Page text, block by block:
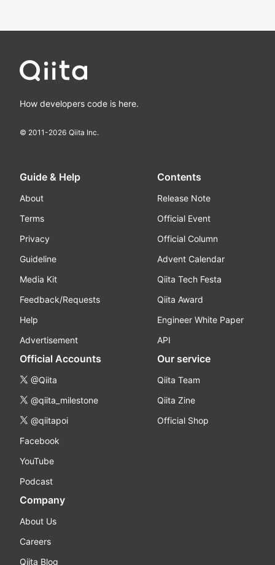
How developers code is here.
© 2011-2026 Qiita Inc.
Guide & Help
About
Terms
Privacy
Guideline
Media Kit
Feedback/Requests
Help
Advertisement
Contents
Release Note
Official Event
Official Column
Advent Calendar
Qiita Tech Festa
Qiita Award
Engineer White Paper
API
Official Accounts
@Qiita
@qiita_milestone
@qiitapoi
Facebook
YouTube
Podcast
Our service
Qiita Team
Qiita Zine
Official Shop
Company
About Us
Careers
Qiita Blog